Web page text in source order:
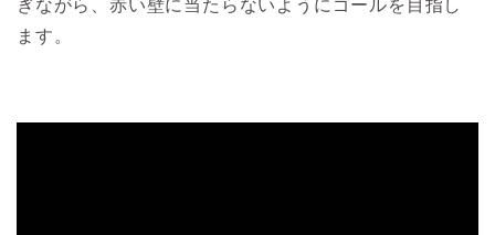
ぎながら、赤い壁に当たらないようにゴールを目指し
ます。